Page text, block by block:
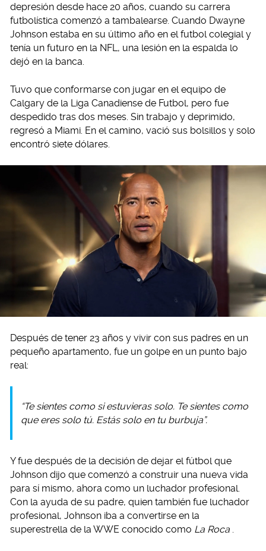
depresión desde hace 20 años, cuando su carrera
futbolística comenzó a tambalearse. Cuando Dwayne
Johnson estaba en su último año en el futbol colegial y
tenía un futuro en la NFL, una lesión en la espalda lo
dejó en la banca.
Tuvo que conformarse con jugar en el equipo de
Calgary de la Liga Canadiense de Futbol, pero fue
despedido tras dos meses. Sin trabajo y deprimido,
regresó a Miami. En el camino, vació sus bolsillos y solo
encontró siete dólares.
Después de tener 23 años y vivir con sus padres en un
pequeño apartamento, fue un golpe en un punto bajo
real:
“Te sientes como si estuvieras solo. Te sientes como
que eres solo tú. Estás solo en tu burbuja”.
Y fue después de la decisión de dejar el fútbol que
Johnson dijo que comenzó a construir una nueva vida
para sí mismo, ahora como un luchador profesional.
Con la ayuda de su padre, quien también fue luchador
profesional, Johnson iba a convertirse en la
superestrella de la WWE conocido como La Roca .